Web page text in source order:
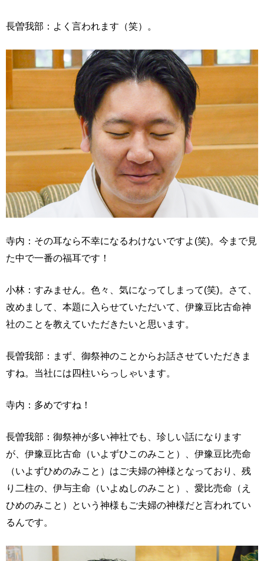
長曽我部：よく言われます（笑）。
寺内：その耳なら不幸になるわけないですよ(笑)。今まで見
た中で一番の福耳です！
小林：すみません。色々、気になってしまって(笑)。さて、
改めまして、本題に入らせていただいて、伊豫豆比古命神
社のことを教えていただきたいと思います。
長曽我部：まず、御祭神のことからお話させていただきま
すね。当社には四柱いらっしゃいます。
寺内：多めですね！
長曽我部：御祭神が多い神社でも、珍しい話になります
が、伊豫豆比古命（いよずひこのみこと）、伊豫豆比売命
（いよずひめのみこと）はご夫婦の神様となっており、残
り二柱の、伊与主命（いよぬしのみこと）、愛比売命（え
ひめのみこと）という神様もご夫婦の神様だと言われてい
るんです。